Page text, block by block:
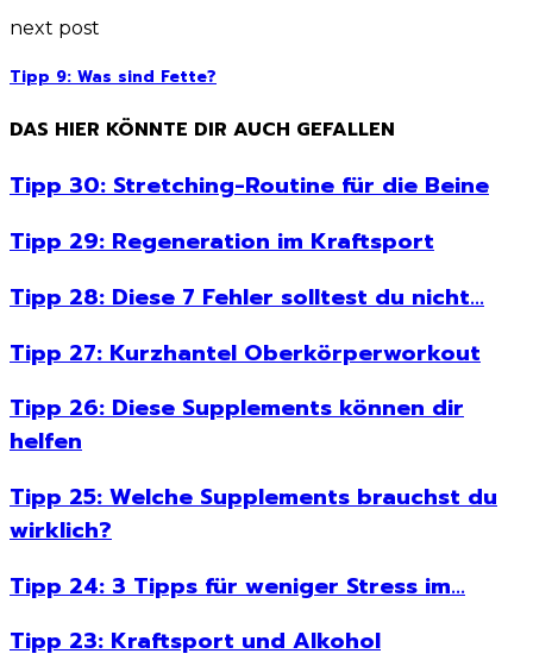
next post
Tipp 9: Was sind Fette?
DAS HIER KÖNNTE DIR AUCH GEFALLEN
Tipp 30: Stretching-Routine für die Beine
Tipp 29: Regeneration im Kraftsport
Tipp 28: Diese 7 Fehler solltest du nicht...
Tipp 27: Kurzhantel Oberkörperworkout
Tipp 26: Diese Supplements können dir
helfen
Tipp 25: Welche Supplements brauchst du
wirklich?
Tipp 24: 3 Tipps für weniger Stress im...
Tipp 23: Kraftsport und Alkohol